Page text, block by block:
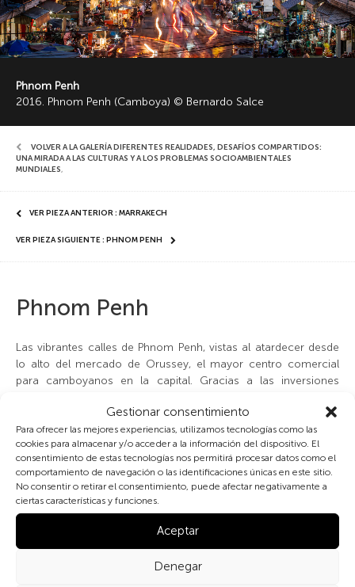
Gestionar consentimiento
Para ofrecer las mejores experiencias, utilizamos tecnologías como las
cookies para almacenar y/o acceder a la información del dispositivo. El
consentimiento de estas tecnologías nos permitirá procesar datos como el
comportamiento de navegación o las identificaciones únicas en este sitio.
No consentir o retirar el consentimiento, puede afectar negativamente a
ciertas características y funciones.
Aceptar
Denegar
Phnom Penh
2016. Phnom Penh (Camboya) © Bernardo Salce
VOLVER A LA GALERÍA DIFERENTES REALIDADES, DESAFÍOS COMPARTIDOS:
UNA MIRADA A LAS CULTURAS Y A LOS PROBLEMAS SOCIOAMBIENTALES
MUNDIALES,
VER PIEZA ANTERIOR : MARRAKECH
VER PIEZA SIGUIENTE : PHNOM PENH
Phnom Penh
Las vibrantes calles de Phnom Penh, vistas al atardecer desde
lo alto del mercado de Orussey, el mayor centro comercial
para camboyanos en la capital. Gracias a las inversiones
rápido crecimiento económico en los últimos años, lo que ha
traído oportunidades de desarrollo pero también desafíos
adicionales para una ciudad que carece de una planificación
urbana y sostenible adecuada. Esta imagen formaba parte de
una colección de fotografías que produje para ilustrar el
«Country Planning Framework 2016-2020″
Growth Institute(GGGI).